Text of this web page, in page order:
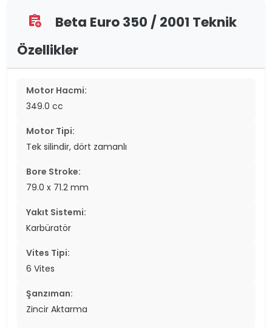
assignment_add
Beta Euro 350 / 2001 Teknik
Özellikler
Motor Hacmi:
349.0 cc
Motor Tipi:
Tek silindir, dört zamanlı
Bore Stroke:
79.0 x 71.2 mm
Yakıt Sistemi:
Karbüratör
Vites Tipi:
6 Vites
Şanzıman:
Zincir Aktarma